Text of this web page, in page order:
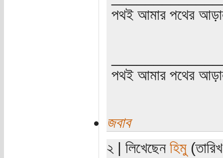
পথই আমার পথের
পথই আমার পথের
জবাব
২ | লিখেছেন হিমু